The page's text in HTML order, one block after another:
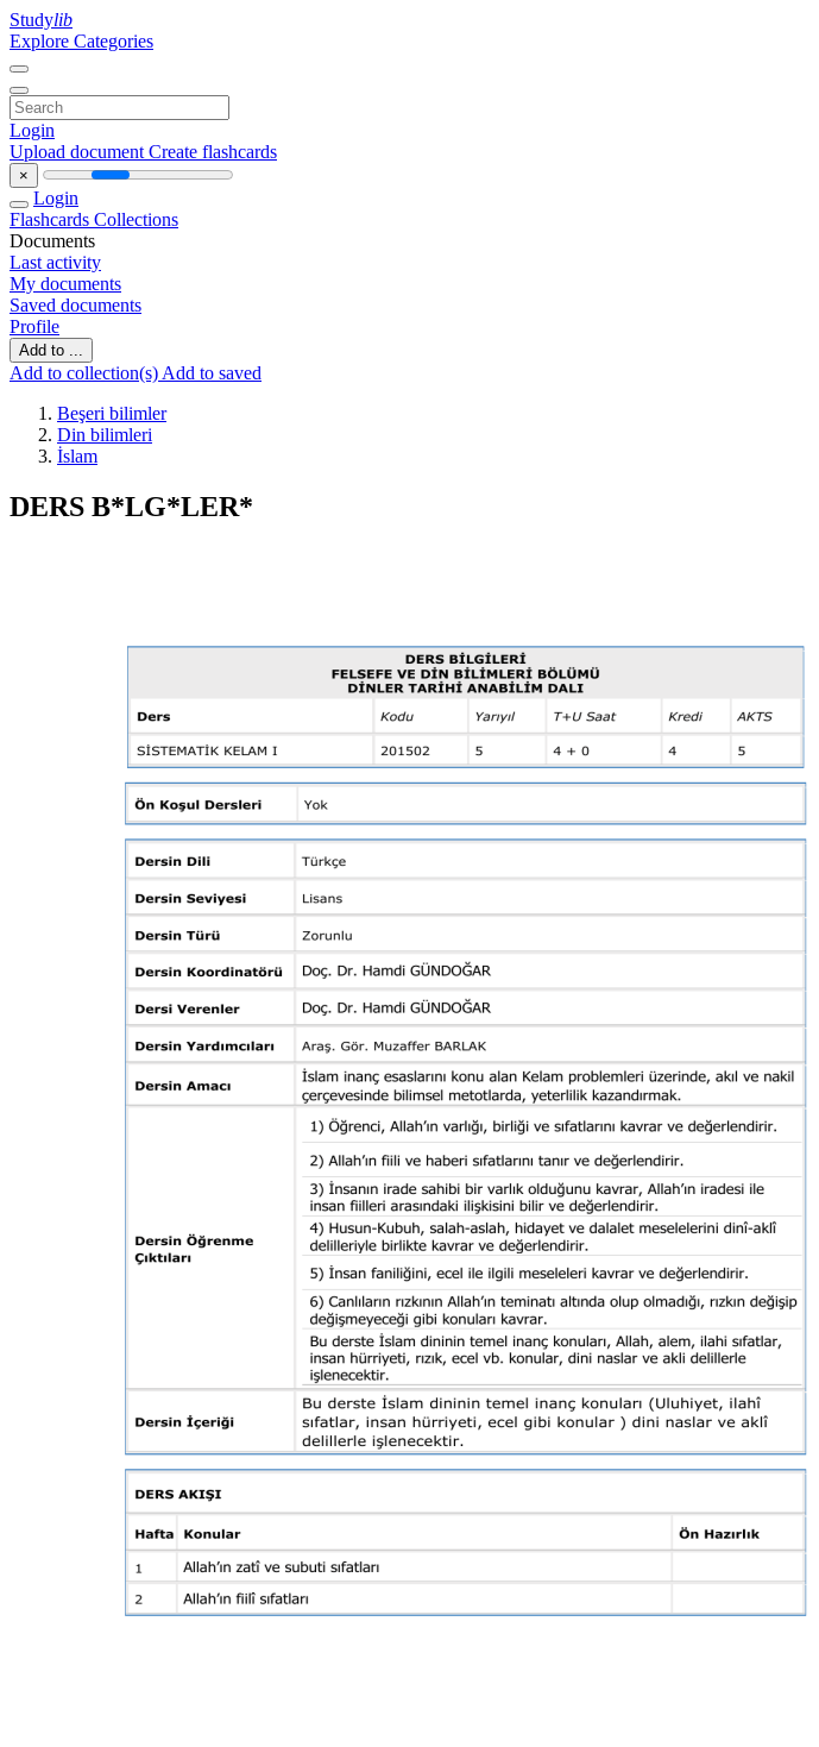
Studylib
Explore Categories
Login
Upload document Create flashcards
×
Login
Flashcards Collections
Documents
Last activity
My documents
Saved documents
Profile
Add to ...
Add to collection(s) Add to saved
Beşeri bilimler
Din bilimleri
İslam
DERS B*LG*LER*